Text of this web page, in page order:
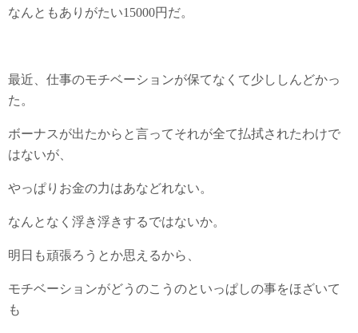
なんともありがたい15000円だ。
最近、仕事のモチベーションが保てなくて少ししんどかっ
た。
ボーナスが出たからと言ってそれが全て払拭されたわけで
はないが、
やっぱりお金の力はあなどれない。
なんとなく浮き浮きするではないか。
明日も頑張ろうとか思えるから、
モチベーションがどうのこうのといっぱしの事をほざいて
も